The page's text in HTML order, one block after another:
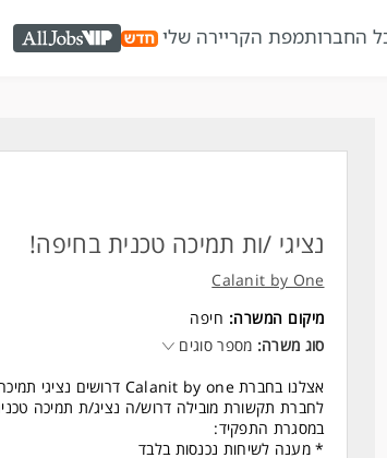
החברותמפת הקריירה שלי AllJobs VIP
נציגי /ות תמיכה טכנית בחיפה!
Calanit by One
מיקום המשרה: חיפה
סוג משרה: מספר סוגים
אצלנו בחברת Calanit by one דרושים נציגי תמיכה טכנית בחיפה ואתם מרוויחים!!
לחברת תקשורת מובילה דרוש/ה נציג/ת תמיכה
במסגרת התפקיד:
* מענה לשיחות נכנסות בלבד